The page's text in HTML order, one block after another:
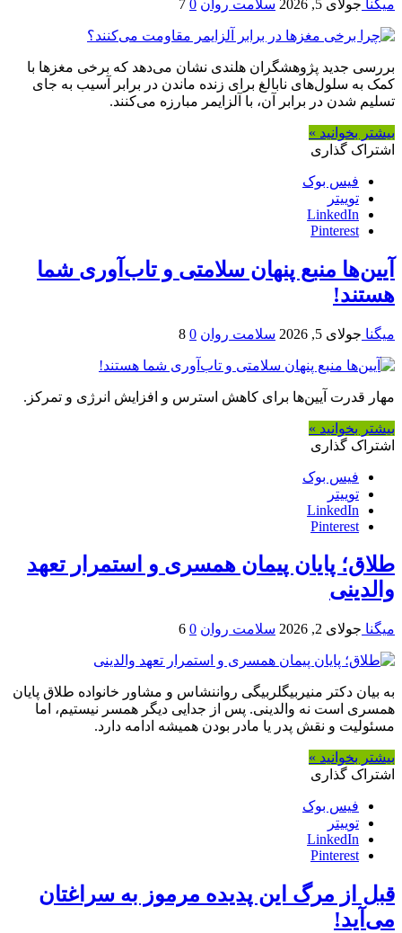
میگنا جولای 5, 2026 سلامت روان 0
7
بررسی جدید پژوهشگران هلندی نشان می‌دهد که برخی مغزها با
کمک به سلول‌های نابالغ برای زنده ماندن در برابر آسیب به جای
تسلیم شدن در برابر آن، با آلزایمر مبارزه می‌کنند.
بیشتر بخوانید »
اشتراک گذاری
فیس بوک
توییتر
LinkedIn
Pinterest
آیین‌ها منبع پنهان سلامتی و تاب‌آوری شما
هستند!
میگنا جولای 5, 2026 سلامت روان 0
8
مهار قدرت آیین‌ها برای کاهش استرس و افزایش انرژی و تمرکز.
بیشتر بخوانید »
اشتراک گذاری
فیس بوک
توییتر
LinkedIn
Pinterest
طلاق؛ پایان پیمان همسری و استمرار تعهد
والدینی
میگنا جولای 2, 2026 سلامت روان 0
6
به بیان دکتر منیربیگلربیگی رواننشاس و مشاور خانواده طلاق پایان
همسری است نه والدینی. پس از جدایی دیگر همسر نیستیم، اما
مسئولیت و نقش پدر یا مادر بودن همیشه ادامه دارد.
بیشتر بخوانید »
اشتراک گذاری
فیس بوک
توییتر
LinkedIn
Pinterest
قبل از مرگ این پدیده مرموز به سراغتان
می‌آید!